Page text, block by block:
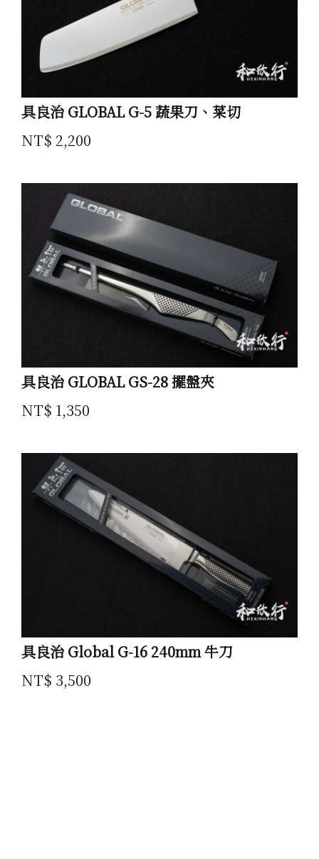
具良治 GLOBAL G-5 蔬果刀、菜切
NT$ 2,200
具良治 GLOBAL GS-28 擺盤夾
NT$ 1,350
具良治 Global G-16 240mm 牛刀
NT$ 3,500